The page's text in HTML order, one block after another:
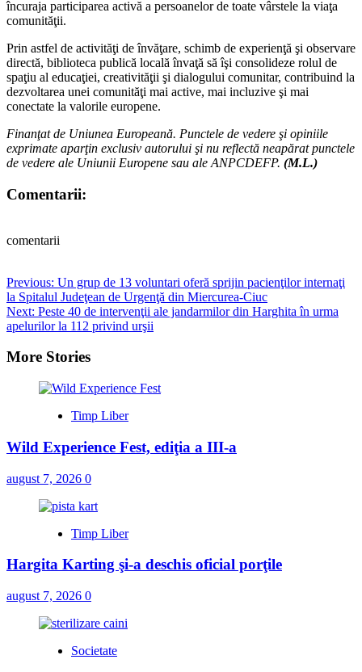
încuraja participarea activă a persoanelor de toate vârstele la viaţa
comunităţii.
Prin astfel de activităţi de învăţare, schimb de experienţă şi observare
directă, biblioteca publică locală învaţă să îşi consolideze rolul de
spaţiu al educaţiei, creativităţii şi dialogului comunitar, contribuind la
dezvoltarea unei comunităţi mai active, mai incluzive şi mai
conectate la valorile europene.
Finanţat de Uniunea Europeană. Punctele de vedere şi opiniile
exprimate aparţin exclusiv autorului şi nu reflectă neapărat punctele
de vedere ale Uniunii Europene sau ale ANPCDEFP. (M.L.)
Comentarii:
comentarii
Post
navigation
Previous: Un grup de 13 voluntari oferă sprijin pacienţilor internaţi
la Spitalul Judeţean de Urgenţă din Miercurea-Ciuc
Next: Peste 40 de intervenţii ale jandarmilor din Harghita în urma
apelurilor la 112 privind urşii
More Stories
Timp Liber
Wild Experience Fest, ediţia a III-a
august 7, 2026 0
Timp Liber
Hargita Karting şi-a deschis oficial porţile
august 7, 2026 0
Societate